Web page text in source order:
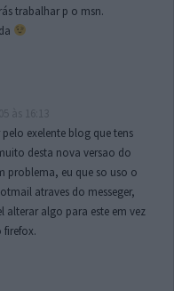
trabalhar p o msn.
exelente blog que tens
desta nova versao do
problema, eu que so uso o
atraves do messeger,
alterar algo para este em vez